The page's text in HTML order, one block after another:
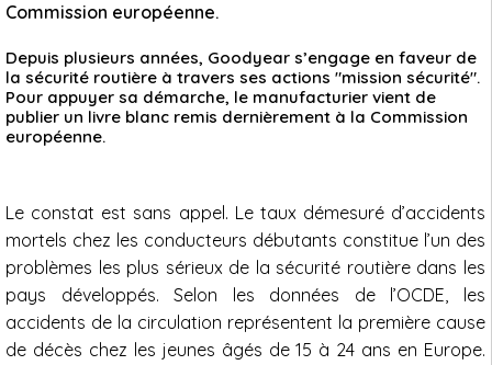
Commission européenne.
Depuis plusieurs années, Goodyear s’engage en faveur de
la sécurité routière à travers ses actions "mission sécurité".
Pour appuyer sa démarche, le manufacturier vient de
publier un livre blanc remis dernièrement à la Commission
européenne.
Le constat est sans appel. Le taux démesuré d’accidents
mortels chez les conducteurs débutants constitue l’un des
problèmes les plus sérieux de la sécurité routière dans les
pays développés. Selon les données de l’OCDE, les
accidents de la circulation représentent la première cause
de décès chez les jeunes âgés de 15 à 24 ans en Europe.